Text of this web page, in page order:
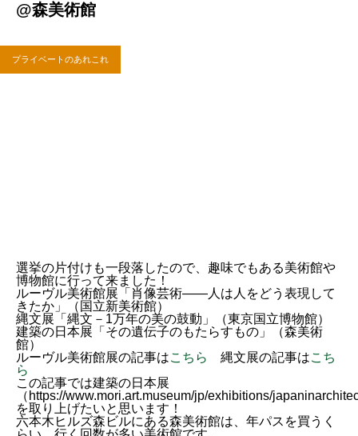
@森美術館
プライベートのあれこれ
選挙の片付けも一段落したので、趣味でもある美術館や
博物館に行って来ました！
ルーヴル美術館展「肖像芸術——人は人をどう表現して
きたか」（国立新美術館）
縄文展「縄文－1万年の美の鼓動」（東京国立博物館）
建築の日本展「その遺伝子のもたらすもの」（森美術
館）
ルーヴル美術館展の記事はこちら 縄文展の記事はこち
ら
この記事では建築の日本展
（https://www.mori.art.museum/jp/exhibitions/
を取り上げたいと思います！
六本木ヒルズ森ビルにある森美術館は、年パスを買うく